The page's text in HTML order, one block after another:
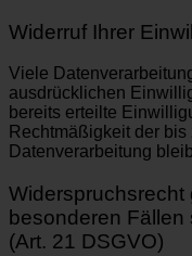
Widerruf Ihrer
Viele
ausdrücklichen
bereits erteilte
Rechtmäßigkeit der
Datenverarbeitung
Widerspruchsrecht
besonderen
(Art. 21 DSGVO)